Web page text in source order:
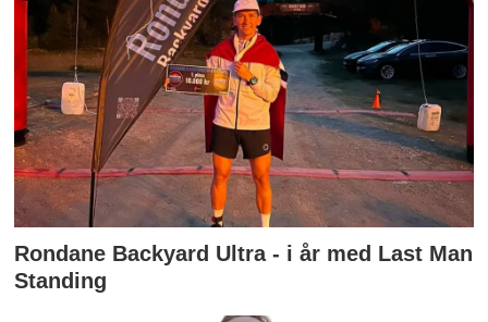
Rondane Backyard Ultra - i år med Last Man
Standing